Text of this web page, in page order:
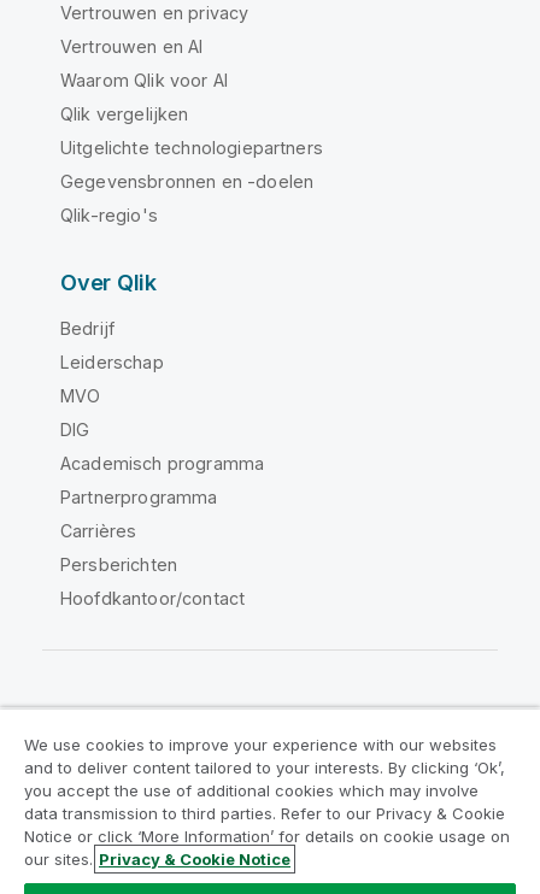
Vertrouwen en privacy
Vertrouwen en AI
Waarom Qlik voor AI
Qlik vergelijken
Uitgelichte technologiepartners
Gegevensbronnen en -doelen
Qlik-regio's
Over Qlik
Bedrijf
Leiderschap
MVO
DIG
Academisch programma
Partnerprogramma
Carrières
Persberichten
Hoofdkantoor/contact
Juridische overeenkomsten
Productvoorwaarden
Legal Policies
Legal Policies
Gebruiksvoorwaarden
Handelsmerken
Do Not Share My Info
We use cookies to improve your experience with our websites
and to deliver content tailored to your interests. By clicking ‘Ok’,
you accept the use of additional cookies which may involve
data transmission to third parties. Refer to our Privacy & Cookie
Notice or click ‘More Information’ for details on cookie usage on
our sites. Privacy & Cookie Notice